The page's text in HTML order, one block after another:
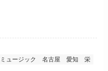
ュージック 名古屋 愛知 栄